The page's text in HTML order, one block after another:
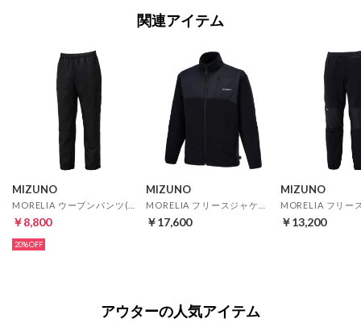
関連アイテム
MIZUNO
￥8,800
20%
MIZUNO
￥17,600
MIZUNO
￥13,200
アウターの人気アイテム